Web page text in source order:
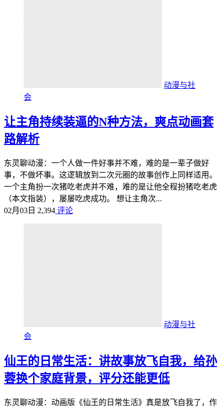
动漫与社
会
让主角持续装逼的N种方法，爽点动画套
路解析
东灵聊动漫：一个人做一件好事并不难，难的是一辈子做好
事，不做坏事。这逻辑放到二次元圈的故事创作上同样适用。
一个主角扮一次猪吃老虎并不难，难的是让他全程扮猪吃老虎
（本文指装），屡屡吃虎成功。 想让主角次...
02月03日 2,394 评论
动漫与社
会
仙王的日常生活：讲故事放飞自我，给孙
蓉换个家庭背景，评分还能更低
东灵聊动漫：动画版《仙王的日常生活》真是放飞自我了，作